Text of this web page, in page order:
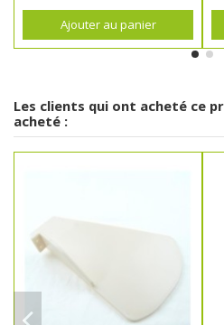
Ajouter au panier
Les clients qui ont acheté ce
acheté :